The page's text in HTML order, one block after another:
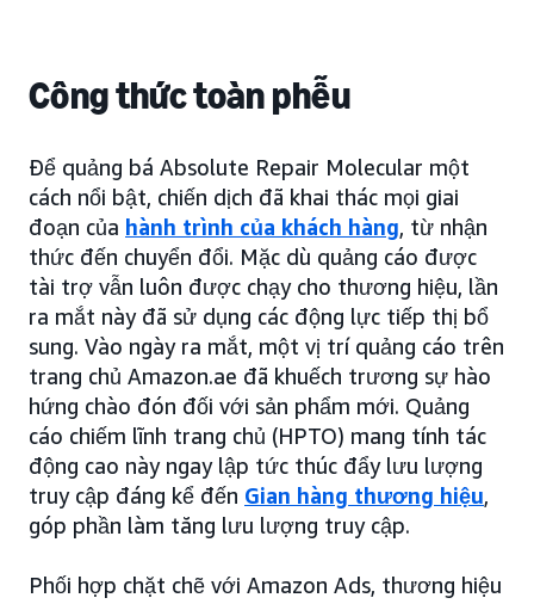
Công thức toàn phễu
Để quảng bá Absolute Repair Molecular một
cách nổi bật, chiến dịch đã khai thác mọi giai
đoạn của hành trình của khách hàng, từ nhận
thức đến chuyển đổi. Mặc dù quảng cáo được
tài trợ vẫn luôn được chạy cho thương hiệu, lần
ra mắt này đã sử dụng các động lực tiếp thị bổ
sung. Vào ngày ra mắt, một vị trí quảng cáo trên
trang chủ Amazon.ae đã khuếch trương sự hào
hứng chào đón đối với sản phẩm mới. Quảng
cáo chiếm lĩnh trang chủ (HPTO) mang tính tác
động cao này ngay lập tức thúc đẩy lưu lượng
truy cập đáng kể đến Gian hàng thương hiệu,
góp phần làm tăng lưu lượng truy cập.
Phối hợp chặt chẽ với Amazon Ads, thương hiệu